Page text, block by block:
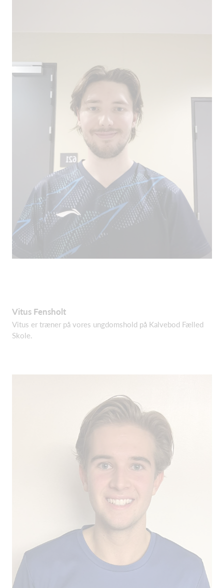
Vitus Fensholt
Vitus er træner på vores ungdomshold på Kalvebod Fælled
Skole.